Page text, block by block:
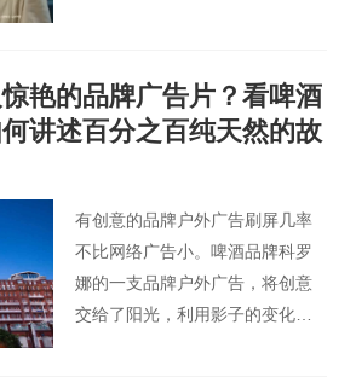
佛都变成了买啤酒的套路，但是
仅仅只有在这些充满开心和欢乐
的地方才需要啤酒吗？
艳的品牌广告片？看啤酒
讲述百分之百纯天然的故
有创意的品牌户外广告刷屏几率
不比网络广告小。啤酒品牌科罗
娜的一支品牌户外广告，将创意
交给了阳光，利用影子的变化展